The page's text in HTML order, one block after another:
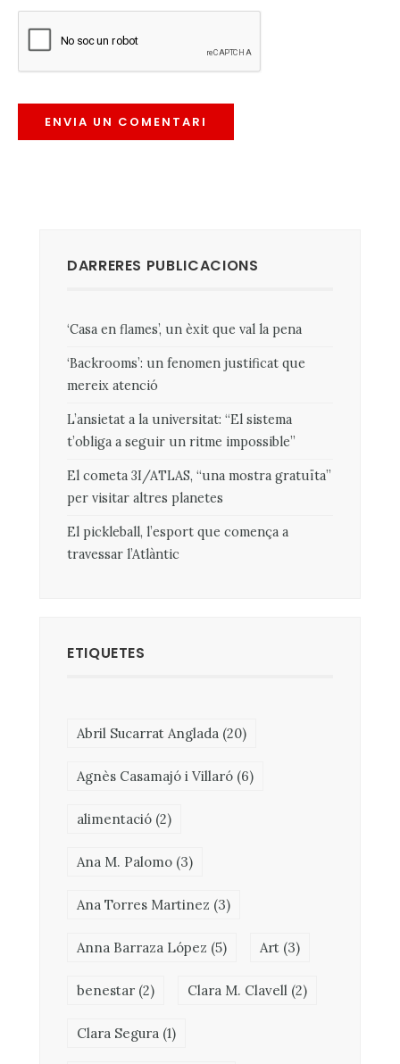
DARRERES PUBLICACIONS
‘Casa en flames’, un èxit que val la pena
‘Backrooms’: un fenomen justificat que
mereix atenció
L’ansietat a la universitat: “El sistema
t’obliga a seguir un ritme impossible”
El cometa 3I/ATLAS, “una mostra gratuïta”
per visitar altres planetes
El pickleball, l’esport que comença a
travessar l’Atlàntic
ETIQUETES
Abril Sucarrat Anglada (20)
Agnès Casamajó i Villaró (6)
alimentació (2)
Ana M. Palomo (3)
Ana Torres Martinez (3)
Anna Barraza López (5) Art (3)
benestar (2) Clara M. Clavell (2)
Clara Segura (1)